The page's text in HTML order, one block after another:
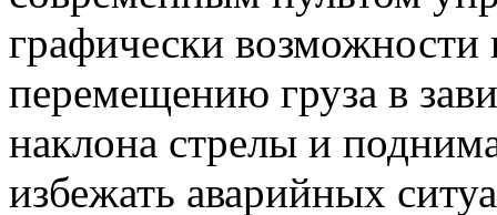
графически возможности
перемещению груза в
наклона стрелы и
избежать аварийных